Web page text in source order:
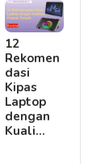
12
Rekomen
dasi
Kipas
Laptop
dengan
Kuali…